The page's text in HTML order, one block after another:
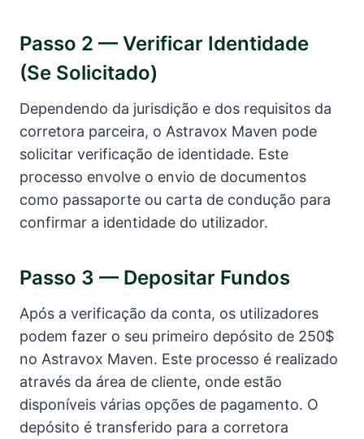
Passo 2 — Verificar Identidade
(se Solicitado)
Dependendo da jurisdição e dos requisitos da
corretora parceira, o Astravox Maven pode
solicitar verificação de identidade. Este
processo envolve o envio de documentos
como passaporte ou carta de condução para
confirmar a identidade do utilizador.
Passo 3 — Depositar Fundos
Após a verificação da conta, os utilizadores
podem fazer o seu primeiro depósito de 250$
no Astravox Maven. Este processo é realizado
através da área de cliente, onde estão
disponíveis várias opções de pagamento. O
depósito é transferido para a corretora